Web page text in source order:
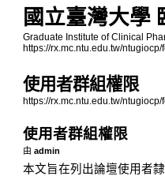
國立臺灣大學
Graduate Institute of Clinical
https://rx.mc.ntu.edu.tw/ntugiocp/
使用者群組權限
https://rx.mc.ntu.edu.tw/
使用者群組權限
由admin
本文旨在列出論壇使用者